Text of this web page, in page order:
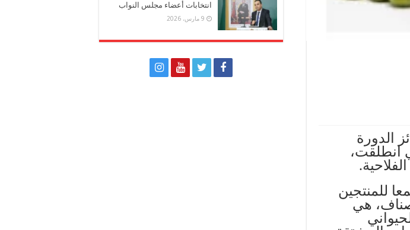
الدورة
انطلقت،
247 تعاونية وتجمعا للمنتجين
هي
انتخابات أعضاء مجلس النواب
9 مارس، 2026